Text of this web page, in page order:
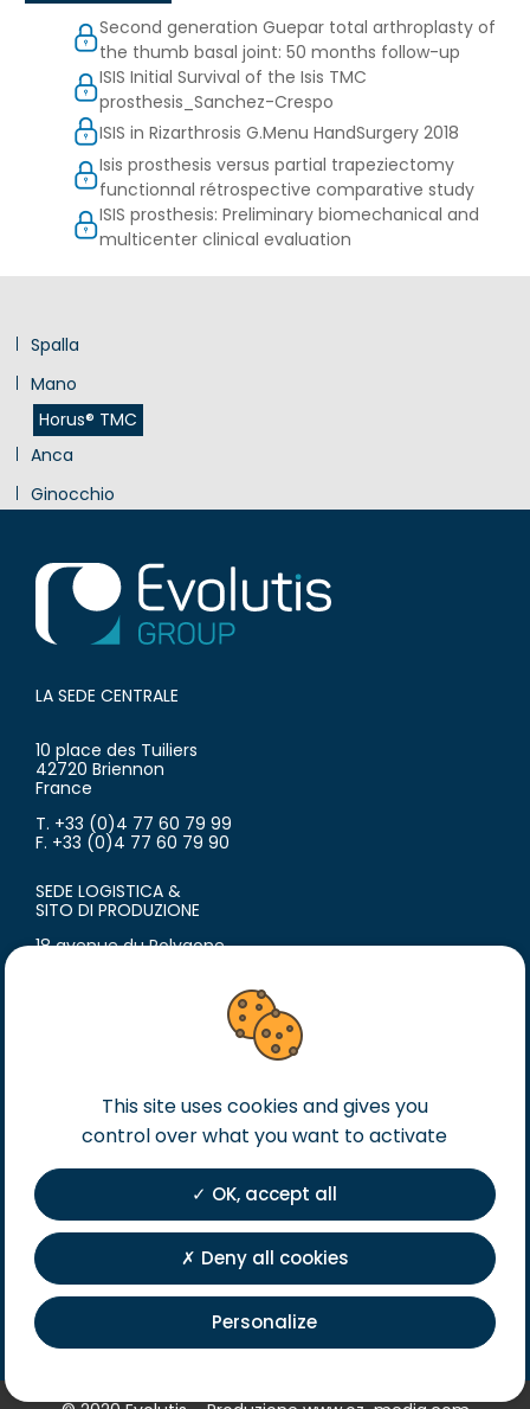
Spalla
Mano
Horus® TMC
Anca
Ginocchio
Second generation Guepar total arthroplasty of
the thumb basal joint: 50 months follow-up
ISIS Initial Survival of the Isis TMC
prosthesis_Sanchez-Crespo
ISIS in Rizarthrosis G.Menu HandSurgery 2018
Isis prosthesis versus partial trapeziectomy
functionnal rétrospective comparative study
ISIS prosthesis: Preliminary biomechanical and
multicenter clinical evaluation
LA SEDE CENTRALE
10 place des Tuiliers
42720 Briennon
France
T. +33 (0)4 77 60 79 99
F. +33 (0)4 77 60 79 90
SEDE LOGISTICA &
SITO DI PRODUZIONE
18 avenue du Polygone
T. +33 (0)4 77 60 79 99
Avviso legales
Condizioni generali di vendita
Condizioni generali di acquisto
Private Policy
Iscrizione
This site uses cookies and gives you
control over what you want to activate
OK, accept all
Deny all cookies
Personalize